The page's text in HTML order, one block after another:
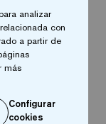
analizar
con
a partir de
más
Configurar
cookies